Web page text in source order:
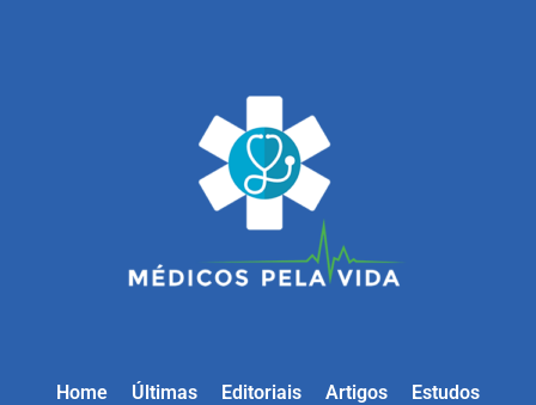
Home Últimas Editoriais Artigos
Estudos